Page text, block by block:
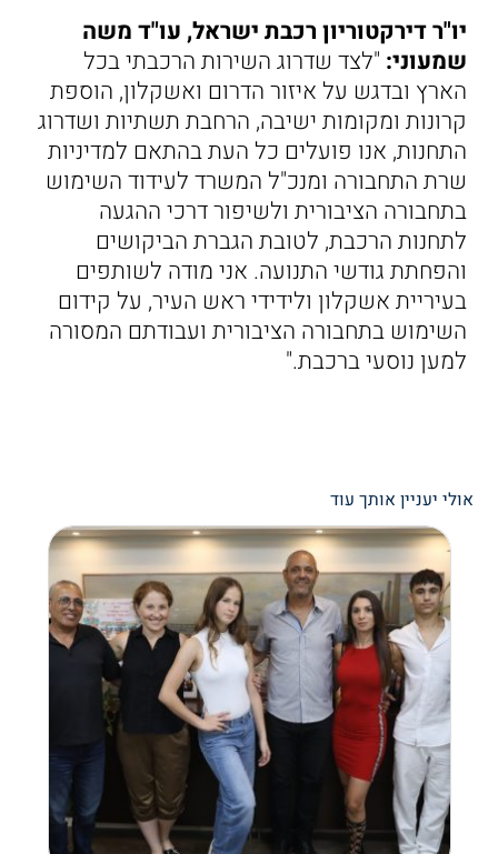
יו"ר דירקטוריון רכבת ישראל, עו"ד משה
שמעוני: "לצד שדרוג השירות הרכבתי בכל
הארץ ובדגש על איזור הדרום ואשקלון, הוספת
קרונות ומקומות ישיבה, הרחבת תשתיות ושדרוג
התחנות, אנו פועלים כל העת בהתאם למדיניות
שרת התחבורה ומנכ"ל המשרד לעידוד השימוש
בתחבורה הציבורית ולשיפור דרכי ההגעה
לתחנות הרכבת, לטובת הגברת הביקושים
והפחתת גודשי התנועה. אני מודה לשותפים
בעיריית אשקלון ולידידי ראש העיר, על קידום
השימוש בתחבורה הציבורית ועבודתם המסורה
למען נוסעי ברכבת."
אולי יעניין אותך עוד